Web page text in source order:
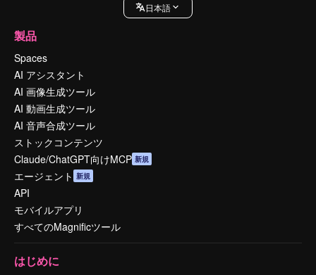
日本語
製品
Spaces
AI アシスタント
AI 画像生成ツール
AI 動画生成ツール
AI 音声合成ツール
ストックコンテンツ
Claude/ChatGPT向けMCP 新規
エージェント 新規
API
モバイルアプリ
すべてのMagnificツール
はじめに